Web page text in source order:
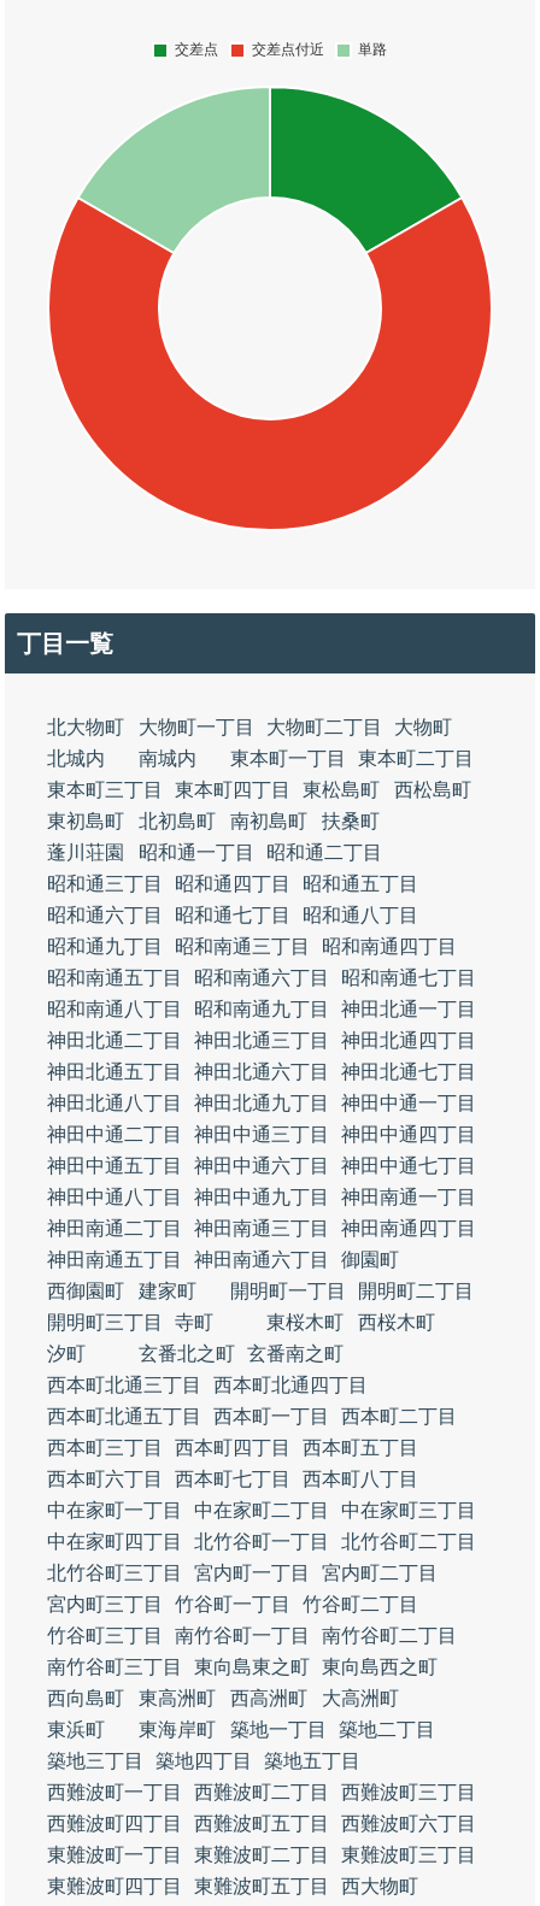
丁目一覧
北大物町 大物町一丁目 大物町二丁目
大物町
北城内
南城内 東本町一丁目
東本町二丁目
東本町三丁目
東本町四丁目 東松島町
西松島町
東初島町
北初島町 南初島町
扶桑町
蓬川荘園
昭和通一丁目
昭和通二丁目
昭和通三丁目
昭和通四丁目
昭和通五丁目
昭和通六丁目
昭和通七丁目
昭和通八丁目
昭和通九丁目
昭和南通三丁目
昭和南通四丁目
昭和南通五丁目
昭和南通六丁目
昭和南通七丁目
昭和南通八丁目
昭和南通九丁目
神田北通一丁目
神田北通二丁目
神田北通三丁目
神田北通四丁目
神田北通五丁目
神田北通六丁目
神田北通七丁目
神田北通八丁目
神田北通九丁目
神田中通一丁目
神田中通二丁目
神田中通三丁目
神田中通四丁目
神田中通五丁目
神田中通六丁目
神田中通七丁目
神田中通八丁目
神田中通九丁目
神田南通一丁目
神田南通二丁目
神田南通三丁目
神田南通四丁目
神田南通五丁目
神田南通六丁目
御園町
西御園町
建家町 開明町一丁目
開明町二丁目
開明町三丁目
寺町 東桜木町
西桜木町
汐町
玄番北之町 玄番南之町
西本町北通三丁目
西本町北通四丁目
西本町北通五丁目
西本町一丁目
西本町二丁目
西本町三丁目
西本町四丁目
西本町五丁目
西本町六丁目
西本町七丁目
西本町八丁目
中在家町一丁目
中在家町二丁目
中在家町三丁目
中在家町四丁目
北竹谷町一丁目
北竹谷町二丁目
北竹谷町三丁目
宮内町一丁目
宮内町二丁目
宮内町三丁目
竹谷町一丁目
竹谷町二丁目
竹谷町三丁目
南竹谷町一丁目
南竹谷町二丁目
南竹谷町三丁目
東向島東之町 東向島西之町
西向島町
東高洲町 西高洲町
大高洲町
東浜町
東海岸町 築地一丁目
築地二丁目
築地三丁目
築地四丁目
築地五丁目
西難波町一丁目
西難波町二丁目
西難波町三丁目
西難波町四丁目
西難波町五丁目
西難波町六丁目
東難波町一丁目
東難波町二丁目
東難波町三丁目
東難波町四丁目
東難波町五丁目
西大物町